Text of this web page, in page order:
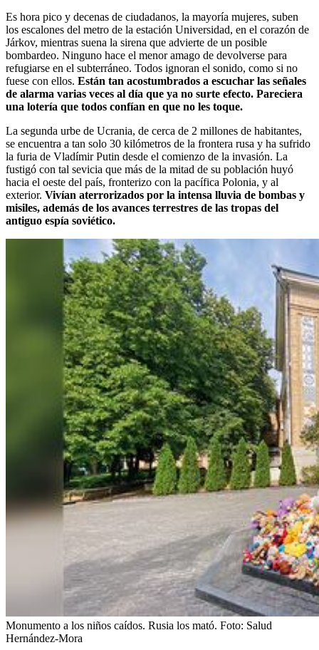
Es hora pico y decenas de ciudadanos, la mayoría mujeres, suben
los escalones del metro de la estación Universidad, en el corazón de
Járkov, mientras suena la sirena que advierte de un posible
bombardeo. Ninguno hace el menor amago de devolverse para
refugiarse en el subterráneo. Todos ignoran el sonido, como si no
fuese con ellos. Están tan acostumbrados a escuchar las señales
de alarma varias veces al día que ya no surte efecto. Pareciera
una lotería que todos confían en que no les toque.
La segunda urbe de Ucrania, de cerca de 2 millones de habitantes,
se encuentra a tan solo 30 kilómetros de la frontera rusa y ha sufrido
la furia de Vladímir Putin desde el comienzo de la invasión. La
fustigó con tal sevicia que más de la mitad de su población huyó
hacia el oeste del país, fronterizo con la pacífica Polonia, y al
exterior. Vivían aterrorizados por la intensa lluvia de bombas y
misiles, además de los avances terrestres de las tropas del
antiguo espía soviético.
Monumento a los niños caídos. Rusia los mató. Foto: Salud
Hernández-Mora